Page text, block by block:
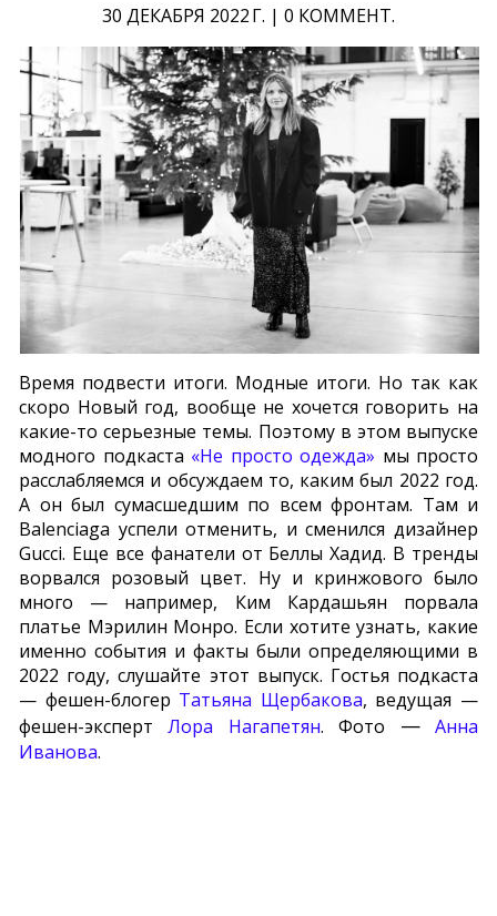
30 ДЕКАБРЯ 2022 Г. | 0 КОММЕНТ.
Время подвести итоги. Модные итоги. Но так как
скоро Новый год, вообще не хочется говорить на
какие-то серьезные темы. Поэтому в этом выпуске
модного подкаста «Не просто одежда» мы просто
расслабляемся и обсуждаем то, каким был 2022 год.
А он был сумасшедшим по всем фронтам. Там и
Balenciaga успели отменить, и сменился дизайнер
Gucci. Еще все фанатели от Беллы Хадид. В тренды
ворвался розовый цвет. Ну и кринжового было
много — например, Ким Кардашьян порвала
платье Мэрилин Монро. Если хотите узнать, какие
именно события и факты были определяющими в
2022 году, слушайте этот выпуск. Гостья подкаста
— фешен-блогер Татьяна Щербакова, ведущая —
фешен-экспертЛора Нагапетян. Фото —
Анна
Иванова.